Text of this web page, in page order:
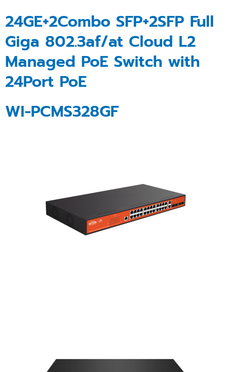
24GE+2Combo SFP+2SFP Full
Giga 802.3af/at Cloud L2
Managed PoE Switch with
24Port PoE
WI-PCMS328GF